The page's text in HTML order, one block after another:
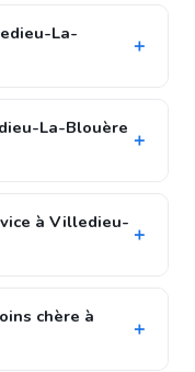
La-
La-Blouère
à Villedieu-
chère à